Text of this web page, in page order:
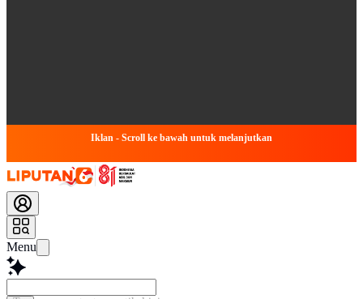
Iklan - Scroll ke bawah untuk melanjutkan
Menu